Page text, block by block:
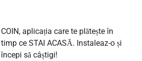
COIN, aplicația care te plătește în
timp ce STAI ACASĂ. Instaleaz-o și
începi să câștigi!